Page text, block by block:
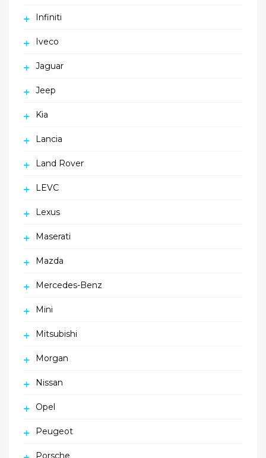
Infiniti
Iveco
Jaguar
Jeep
Kia
Lancia
Land Rover
LEVC
Lexus
Maserati
Mazda
Mercedes-Benz
Mini
Mitsubishi
Morgan
Nissan
Opel
Peugeot
Porsche